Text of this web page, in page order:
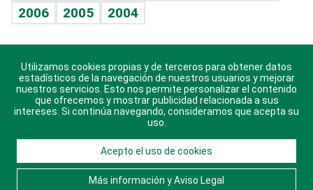
Sin complejos
En pocas palabras
Escuchando al corazón
Economía Personal
2006
2005 2004
Descarga nuestras aplicaciones para Android, iOS y
sistema Huawei.
© 2021 Diario Libre, todos los derechos reservados.
Consulta elAviso Legal. Ponte en Contacto
Utilizamos cookies propias y de terceros para obtener datos
estadísticos de la navegación de nuestros usuarios y mejorar
nuestros servicios. Esto nos permite personalizar el contenido
que ofrecemos y mostrar publicidad relacionada a sus
intereses. Si continúa navegando, consideramos que acepta su
uso.
Acepto el uso de cookies
Más información y Aviso Legal